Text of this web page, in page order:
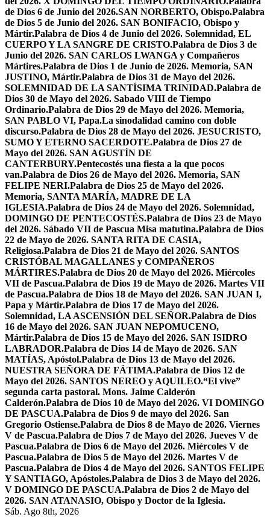
de Dios 6 de Junio del 2026.SAN NORBERTO, Obispo.Palabra
de Dios 5 de Junio del 2026. SAN BONIFACIO, Obispo y
Mártir.Palabra de Dios 4 de Junio del 2026. Solemnidad, EL
CUERPO Y LA SANGRE DE CRISTO.Palabra de Dios 3 de
Junio del 2026. SAN CARLOS LWANGA y Compañeros
Mártires.Palabra de Dios 1 de Junio de 2026. Memoria, SAN
JUSTINO, Mártir.Palabra de Dios 31 de Mayo del 2026.
SOLEMNIDAD DE LA SANTÍSIMA TRINIDAD.Palabra de
Dios 30 de Mayo del 2026. Sabado VIII de Tiempo
Ordinario.Palabra de Dios 29 de Mayo del 2026. Memoria,
SAN PABLO VI, Papa.La sinodalidad camino con doble
discurso.Palabra de Dios 28 de Mayo del 2026. JESUCRISTO,
SUMO Y ETERNO SACERDOTE.Palabra de Dios 27 de
Mayo del 2026. SAN AGUSTÍN DE
CANTERBURY.Pentecostés una fiesta a la que pocos
van.Palabra de Dios 26 de Mayo del 2026. Memoria, SAN
FELIPE NERI.Palabra de Dios 25 de Mayo del 2026.
Memoria, SANTA MARÍA, MADRE DE LA
IGLESIA.Palabra de Dios 24 de Mayo del 2026. Solemnidad,
DOMINGO DE PENTECOSTÉS.Palabra de Dios 23 de Mayo
del 2026. Sábado VII de Pascua Misa matutina.Palabra de Dios
22 de Mayo de 2026. SANTA RITA DE CASIA,
Religiosa.Palabra de Dios 21 de Mayo del 2026. SANTOS
CRISTÓBAL MAGALLANES y COMPAÑEROS
MÁRTIRES.Palabra de Dios 20 de Mayo del 2026. Miércoles
VII de Pascua.Palabra de Dios 19 de Mayo de 2026. Martes VII
de Pascua.Palabra de Dios 18 de Mayo del 2026. SAN JUAN I,
Papa y Mártir.Palabra de Dios 17 de Mayo del 2026.
Solemnidad, LA ASCENSIÓN DEL SEÑOR.Palabra de Dios
16 de Mayo del 2026. SAN JUAN NEPOMUCENO,
Mártir.Palabra de Dios 15 de Mayo del 2026. SAN ISIDRO
LABRADOR.Palabra de Dios 14 de Mayo de 2026. SAN
MATÍAS, Apóstol.Palabra de Dios 13 de Mayo del 2026.
NUESTRA SEÑORA DE FÁTIMA.Palabra de Dios 12 de
Mayo del 2026. SANTOS NEREO y AQUILEO.“El vive”
segunda carta pastoral. Mons. Jaime Calderón
Calderón.Palabra de Dios 10 de Mayo del 2026. VI DOMINGO
DE PASCUA.Palabra de Dios 9 de mayo del 2026. San
Gregorio Ostiense.Palabra de Dios 8 de Mayo de 2026. Viernes
V de Pascua.Palabra de Dios 7 de Mayo del 2026. Jueves V de
Pascua.Palabra de Dios 6 de Mayo del 2026. Miércoles V de
Pascua.Palabra de Dios 5 de Mayo del 2026. Martes V de
Pascua.Palabra de Dios 4 de Mayo del 2026. SANTOS FELIPE
Y SANTIAGO, Apóstoles.Palabra de Dios 3 de Mayo del 2026.
V DOMINGO DE PASCUA.Palabra de Dios 2 de Mayo del
2026. SAN ATANASIO, Obispo y Doctor de la Iglesia.
Sáb. Ago 8th, 2026